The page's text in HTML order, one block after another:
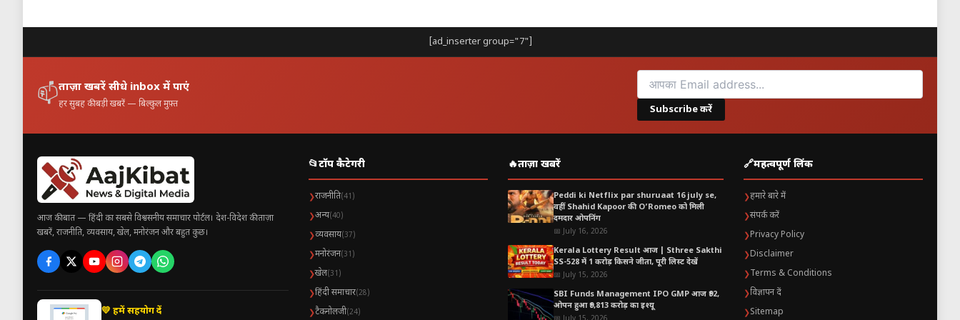
धार्मिक मान्यता है कि इस दिन किया गया दान कभी व्यर्थ नहीं जाता और व्यक्ति को अक्षय पुण्य की प्राप्ति होती है। यही वजह है कि सनातन धर्म में अधिक मास
पूर्णिमा को बेहद पवित्र और फलदायी माना गया है।
[ad_inserter group="7"]
📫ताज़ा खबरें सीधे inbox में पाएं
हर सुबह की बड़ी खबरें — बिल्कुल मुफ़्त Subscribe करें
आज की बात — हिंदी का सबसे विश्वसनीय समाचार पोर्टल। देश-विदेश की ताज़ा
खबरें, राजनीति, व्यवसाय, खेल, मनोरंजन और बहुत कुछ।
💛 हमें सहयोग दें
📂टॉप कैटेगरी
❯राजनीति(41)
❯अन्य(40)
❯व्यवसाय(37)
❯मनोरंजन(31)
❯खेल(31)
❯हिंदी समाचार(28)
❯टैकनोलजी(24)
🔥ताज़ा खबरें
Peddi ki Netflix par shuruaat 16 july se,
वहीं Shahid Kapoor की O’Romeo को मिली
दमदार ओपनिंग
📅 July 16, 2026
Kerala Lottery Result आज | Sthree Sakthi
SS-528 में 1 करोड़ किसने जीता, पूरी लिस्ट देखें
📅 July 15, 2026
SBI Funds Management IPO GMP आज ₹92,
ओपन हुआ ₹9,813 करोड़ का इश्यू
🔗महत्वपूर्ण लिंक
❯हमारे बारे में
❯संपर्क करें
❯Privacy Policy
❯Disclaimer
❯Terms & Conditions
❯विज्ञापन दें
❯Sitemap